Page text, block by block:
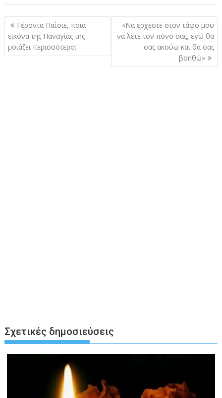
Πλοήγηση
άρθρων
Γέροντα Παΐσιε, ποιά
εικόνα της Παναγίας της
μοιάζει περισσότερο;
«Να έρχεστε στον τάφο μου
να λέτε τον πόνο σας, εγώ θα
σας ακούω και θα σας
βοηθώ»
Σχετικές δημοσιεύσεις